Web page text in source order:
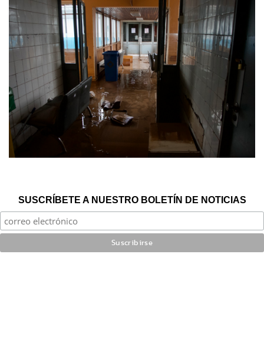
SUSCRÍBETE A NUESTRO BOLETÍN DE NOTICIAS